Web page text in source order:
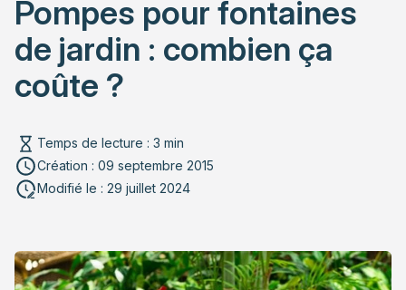
Actualités
Rechercher un article
Pompes pour fontaines
de jardin : combien ça
coûte ?
Temps de lecture : 3 min
Création : 09 septembre 2015
Modifié le : 29 juillet 2024